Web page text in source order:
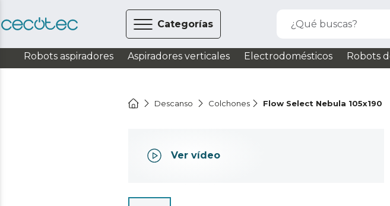
Categorías ¿Qué buscas?
Robots aspiradores Aspiradores verticales Electrodomésticos Robots
Descanso Colchones Flow Select Nebula 105x190
Ver vídeo